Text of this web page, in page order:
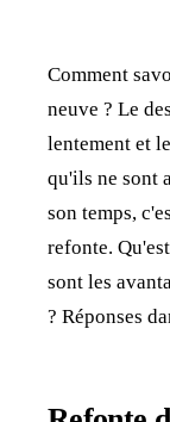
Comment
neuve ? Le
lentement et
qu'ils ne sont
son temps,
refonte.
sont les
? Réponses